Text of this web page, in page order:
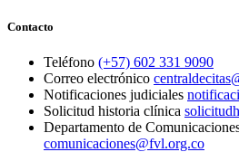
Contacto
Teléfono (+57) 602 331 9090
Correo electrónico
Notificaciones judiciales
Solicitud historia clínica
Departamento de
comunicaciones@fvl.org.co